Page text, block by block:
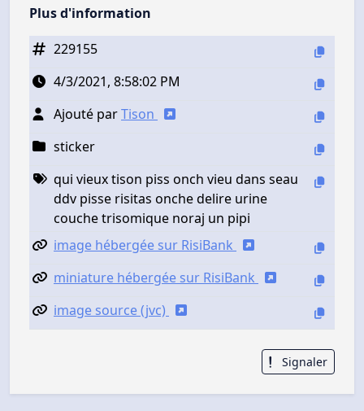
Plus d'information
229155
4/3/2021, 8:58:02 PM
Ajouté parTison
sticker
qui vieux tison piss onch vieu dans seau
ddv pisse risitas onche delire urine
couche trisomique noraj un pipi
image hébergée sur RisiBank
miniature hébergée sur RisiBank
image source (jvc)
Signaler